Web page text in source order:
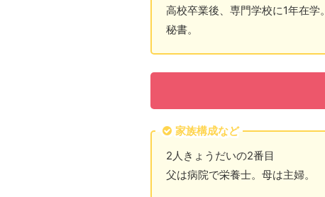
高校卒業後、専門学校に1年在学。
秘書。
家族構成など
2人きょうだいの2番目
父は病院で栄養士。母は主婦。